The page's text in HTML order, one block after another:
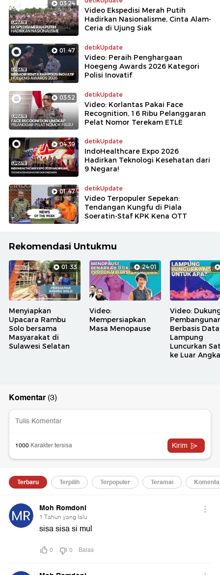
03:24
Video Ekspedisi Merah Putih
Hadirkan Nasionalisme, Cinta Alam-
Ceria di Ujung Siak
01:47 detikUpdate
Video: Peraih Penghargaan
Hoegeng Awards 2026 Kategori
Polisi Inovatif
03:52 detikUpdate
Video: Korlantas Pakai Face
Recognition, 16 Ribu Pelanggaran
Pelat Nomor Terekam ETLE
04:39 detikUpdate
IndoHealthcare Expo 2026
Hadirkan Teknologi Kesehatan dari
9 Negara!
01:47 detikUpdate
Video Terpopuler Sepekan:
Tendangan Kungfu di Piala
Soeratin-Staf KPK Kena OTT
Rekomendasi Untukmu
01:33
Menyiapkan
Upacara Rambu
Solo bersama
Masyarakat di
Sulawesi Selatan
24:01
Video:
Mempersiapkan
Masa Menopause
Video:
Berbasis
Lampung
Luncurkan
ke Luar